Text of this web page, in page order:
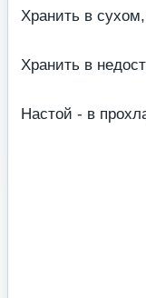
Хранить в
Хранить в
Настой - в